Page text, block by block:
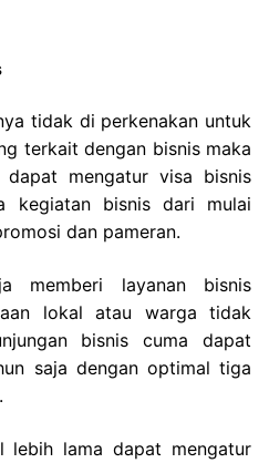
tidak di perkenakan untuk
terkait dengan bisnis maka
mengatur visa bisnis
kegiatan bisnis dari mulai
dan pameran.
memberi layanan bisnis
lokal atau warga tidak
bisnis cuma dapat
saja dengan optimal tiga
lebih lama dapat mengatur